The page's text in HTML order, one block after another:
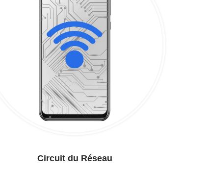
Circuit du Réseau